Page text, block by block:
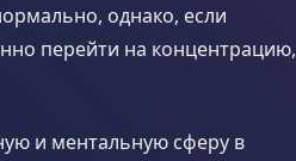
однако, если
перейти на концентрацию,
и ментальную сферу в